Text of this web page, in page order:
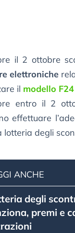
il 2 ottobre
elettroniche
il modello F24
entro il 2
effettuare
lotteria degli
ANCHE
degli
premi e